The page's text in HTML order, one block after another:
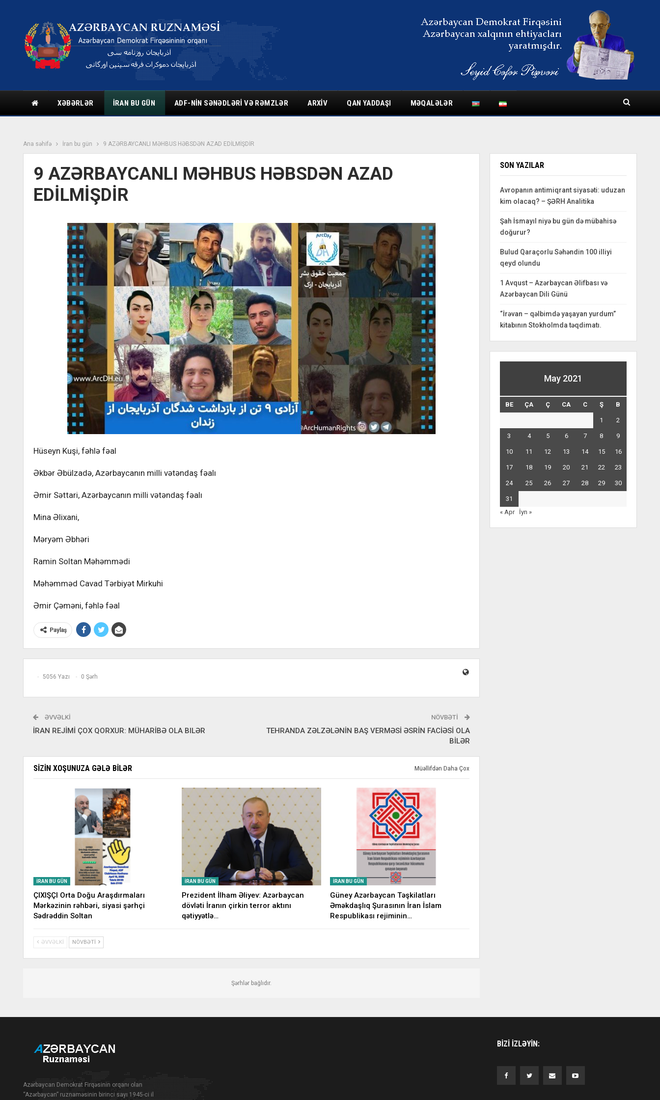
XƏBƏRLƏR İRAN BU GÜN ADF-NIN SƏNƏDLƏRI VƏ RƏMZLƏR ARXIV QAN YADDAŞI MƏQALƏLƏR
Ana səhifə İran bu gün 9 AZƏRBAYCANLI MƏHBUS HƏBSDƏN AZAD EDİLMİŞDİR
9 AZƏRBAYCANLI MƏHBUS HƏBSDƏN AZAD
EDİLMİŞDİR
Hüseyn Kuşi, fəhlə fəal
Əkbər Əbülzadə, Azərbaycanın milli vətəndaş fəalı
Əmir Səttari, Azərbaycanın milli vətəndaş fəalı
Mina Əlixani,
Məryəm Əbhəri
Ramin Soltan Məhəmmədi
Məhəmməd Cavad Tərbiyət Mirkuhi
Əmir Çəməni, fəhlə fəal
Paylaş
5056 Yazı 0 Şərh
ƏVVƏLKI
İRAN REJİMİ ÇOX QORXUR: MÜHARİBƏ OLA BILƏR
NÖVBƏTI
TEHRANDA ZƏLZƏLƏNİN BAŞ VERMƏSİ ƏSRİN FACİƏSİ OLA
BİLƏR
SIZIN XOŞUNUZA GƏLƏ BILƏR Müəllifdən Daha Çox
İRAN BU GÜN
ÇIXIŞÇI Orta Doğu Araşdırmaları
Mərkəzinin rəhbəri, siyasi şərhçi
Sədrəddin Soltan
İRAN BU GÜN
Prezident İlham Əliyev: Azərbaycan
dövləti İranın çirkin terror aktını
qətiyyətlə…
İRAN BU GÜN
Güney Azərbaycan Təşkilatları
Əməkdaşlıq Şurasının İran İslam
Respublikası rejiminin…
ƏVVƏLKI NÖVBƏTI
Şərhlər bağlıdır.
SON YAZILAR
Avropanın antimiqrant siyasəti: uduzan
kim olacaq? – ŞƏRH Analitika
Şah İsmayıl niyə bu gün də mübahisə
doğurur?
Bulud Qaraçorlu Səhəndin 100 illiyi
qeyd olundu
1 Avqust – Azərbaycan Əlifbası və
Azərbaycan Dili Günü
“İrəvan – qəlbimdə yaşayan yurdum”
kitabının Stokholmda təqdimatı.
May 2021
BE ÇA Ç CA C Ş B
1 2
3 4 5 6 7 8 9
10 11 12 13 14 15 16
17 18 19 20 21 22 23
24 25 26 27 28 29 30
31
« Apr
İyn »
Azərbaycan Demokrat Firqəsinin orqanı olan
“Azərbaycan” ruznaməsinin birinci sayı 1945-ci il
BIZI IZLƏYIN: